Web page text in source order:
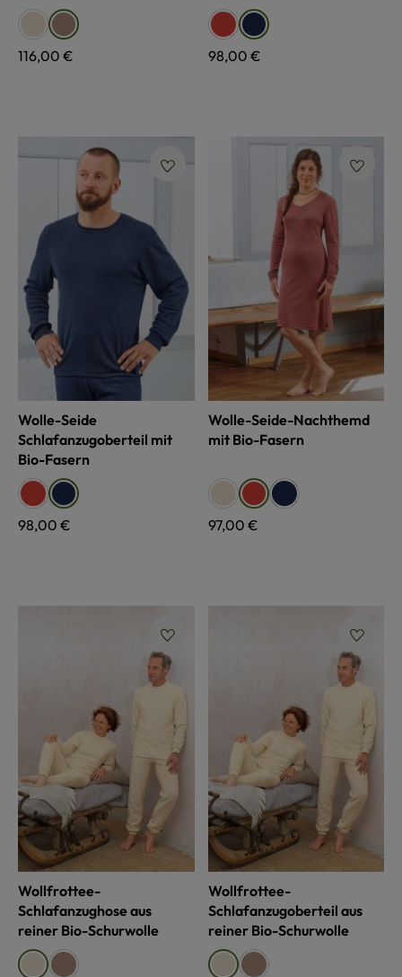
Farbeauswählen
naturweißwalnuss
Regulärer Preis:
116,00 €
Farbeauswählen
rost marine
Regulärer Preis:
98,00 €
Wolle-Seide
Schlafanzugoberteil mit
Bio-Fasern
Farbeauswählen
rost marine
Regulärer Preis:
98,00 €
Wolle-Seide-Nachthemd
mit Bio-Fasern
Farbeauswählen
naturweiß
rost marine
Regulärer Preis:
97,00 €
Wollfrottee-
Schlafanzughose aus
reiner Bio-Schurwolle
Farbe auswählen
naturweißwalnuss
Wollfrottee-
Schlafanzugoberteil aus
reiner Bio-Schurwolle
Farbe auswählen
naturweißwalnuss